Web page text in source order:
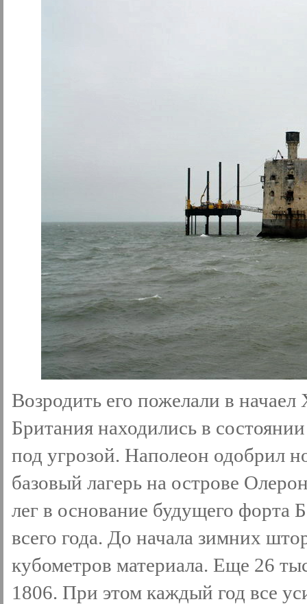
Возродить его пожелали в
Британия находились в
под угрозой. Наполеон одобрил
базовый лагерь на острове
лег в основание будущего форта
всего года. До начала зимних
кубометров материала. Еще 26
1806. При этом каждый год все